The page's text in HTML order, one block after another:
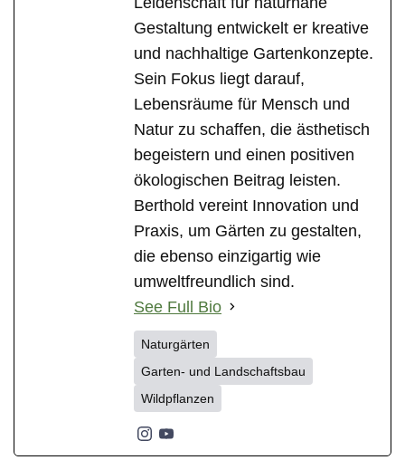
Gestaltung entwickelt er kreative
und nachhaltige Gartenkonzepte.
Sein Fokus liegt darauf,
Lebensräume für Mensch und
Natur zu schaffen, die ästhetisch
begeistern und einen positiven
ökologischen Beitrag leisten.
Berthold vereint Innovation und
Praxis, um Gärten zu gestalten,
die ebenso einzigartig wie
umweltfreundlich sind.
See Full Bio
Naturgärten
Garten- und Landschaftsbau
Wildpflanzen